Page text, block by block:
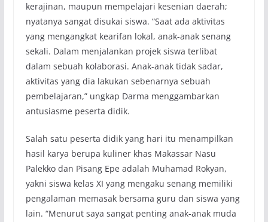
kerajinan, maupun mempelajari kesenian daerah;
nyatanya sangat disukai siswa. “Saat ada aktivitas
yang mengangkat kearifan lokal, anak-anak senang
sekali. Dalam menjalankan projek siswa terlibat
dalam sebuah kolaborasi. Anak-anak tidak sadar,
aktivitas yang dia lakukan sebenarnya sebuah
pembelajaran,” ungkap Darma menggambarkan
antusiasme peserta didik.
Salah satu peserta didik yang hari itu menampilkan
hasil karya berupa kuliner khas Makassar Nasu
Palekko dan Pisang Epe adalah Muhamad Rokyan,
yakni siswa kelas XI yang mengaku senang memiliki
pengalaman memasak bersama guru dan siswa yang
lain. “Menurut saya sangat penting anak-anak muda